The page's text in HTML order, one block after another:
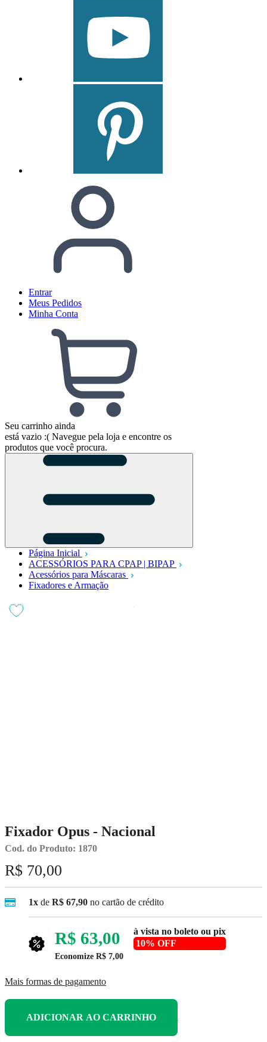
Entrar
Meus Pedidos
Minha Conta
Seu carrinho ainda
está vazio :( Navegue pela loja e encontre os
produtos que você procura.
Página Inicial
ACESSÓRIOS PARA CPAP | BIPAP
Acessórios para Máscaras
Fixadores e Armação
Fixador Opus - Nacional
Cod. do Produto: 1870
R$ 70,00
1x de R$ 67,90 no cartão de crédito
R$ 63,00
à vista no boleto ou pix
10% OFF
Economize R$ 7,00
Mais formas de pagamento
ADICIONAR AO CARRINHO